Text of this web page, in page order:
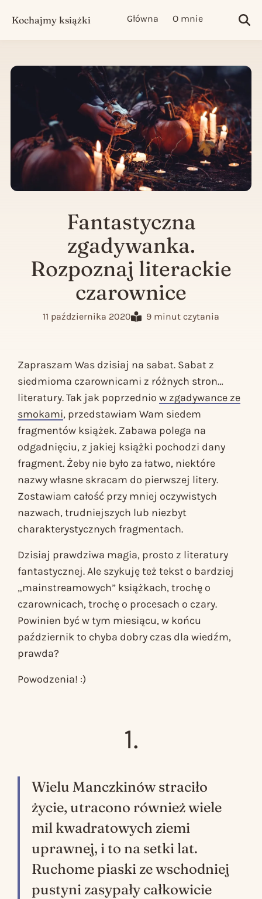
Kochajmy książki Główna O mnie
Fantastyczna
zgadywanka.
Rozpoznaj literackie
czarownice
11 października 2020 9 minut czytania
Zapraszam Was dzisiaj na sabat. Sabat z
siedmioma czarownicami z różnych stron…
literatury. Tak jak poprzednio w zgadywance ze
smokami, przedstawiam Wam siedem
fragmentów książek. Zabawa polega na
odgadnięciu, z jakiej książki pochodzi dany
fragment. Żeby nie było za łatwo, niektóre
nazwy własne skracam do pierwszej litery.
Zostawiam całość przy mniej oczywistych
nazwach, trudniejszych lub niezbyt
charakterystycznych fragmentach.
Dzisiaj prawdziwa magia, prosto z literatury
fantastycznej. Ale szykuję też tekst o bardziej
„mainstreamowych” książkach, trochę o
czarownicach, trochę o procesach o czary.
Powinien być w tym miesiącu, w końcu
październik to chyba dobry czas dla wiedźm,
prawda?
Powodzenia! :)
1.
Wielu Manczkinów straciło
życie, utracono również wiele
mil kwadratowych ziemi
uprawnej, i to na setki lat.
Ruchome piaski ze wschodniej
pustyni zasypały całkowicie